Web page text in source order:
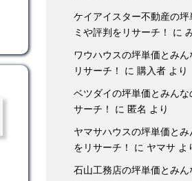
ケイアイスター不動産の
ミや評判をリサーチ！
に
ワウハウスの坪単価とみ
リサーチ！
に 購入者 より
ベツダイの坪単価とみんな
サーチ！
に 匿名 より
ヤマサハウスの坪単価と
をリサーチ！
に ヤマサ よ
石山工務店の坪単価とみ